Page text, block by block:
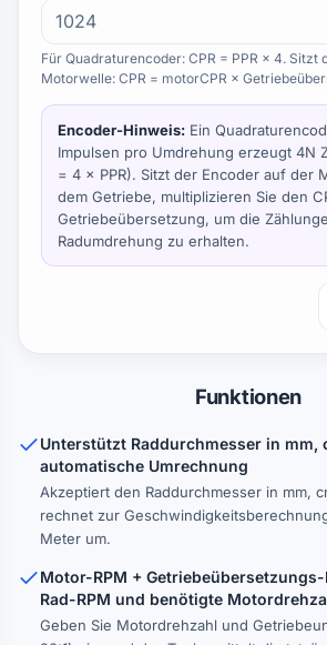
Für Quadraturencoder: CPR = PPR × 4. Sitzt
Motorwelle: CPR = motorCPR ×
Encoder-Hinweis: Ein
Impulsen pro Umdrehung erzeugt 4N
= 4 × PPR). Sitzt der Encoder auf der
dem Getriebe, multiplizieren Sie den
Getriebeübersetzung, um die
Radumdrehung zu erhalten.
Funktionen
Unterstützt Raddurchmesser in
automatische Umrechnung
Akzeptiert den Raddurchmesser in mm,
rechnet zur
Meter um.
Motor-RPM +
Rad-RPM und benötigte
Geben Sie Motordrehzahl und